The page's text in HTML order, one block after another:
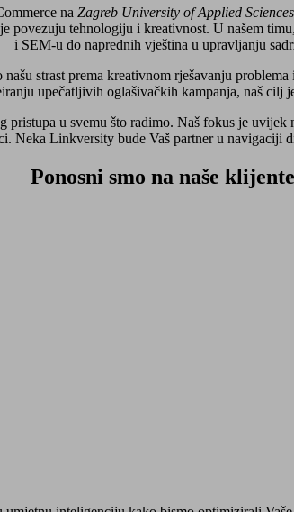
na Zagreb University of Applied Sciences
povezuju tehnologiju i kreativnost. U našem
i SEM-u do naprednih vještina u upravljanju
strast prema kreativnom rješavanju
upečatljivih oglašivačkih kampanja, naš cilj
u svemu što radimo. Naš fokus je
Neka Linkversity bude Vaš partner u navigaciji
Ponosni smo na naše